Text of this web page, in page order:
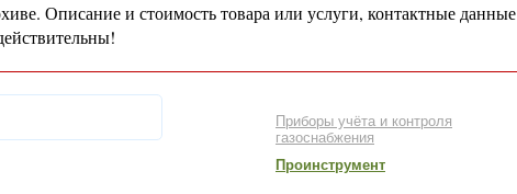
Описание и стоимость товара или услуги, контактные данные
Приборы учёта и контроля
газоснабжения
Проинструмент